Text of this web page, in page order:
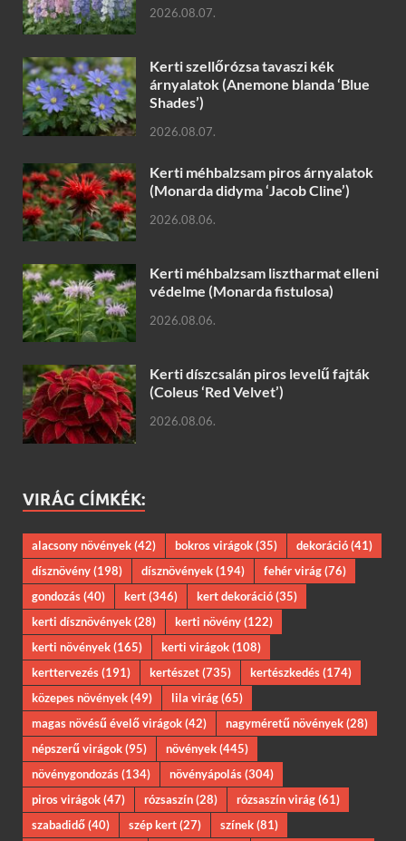
2026.08.07.
Kerti szellőrózsa tavaszi kék
árnyalatok (Anemone blanda ‘Blue
Shades’)
2026.08.07.
Kerti méhbalzsam piros árnyalatok
(Monarda didyma ‘Jacob Cline’)
2026.08.06.
Kerti méhbalzsam lisztharmat elleni
védelme (Monarda fistulosa)
2026.08.06.
Kerti díszcsalán piros levelű fajták
(Coleus ‘Red Velvet’)
2026.08.06.
VIRÁG CÍMKÉK:
alacsony növények(42) bokros virágok(35) dekoráció(41)
dísznövény(198) dísznövények(194) fehér virág(76)
gondozás(40) kert(346) kert dekoráció(35)
kerti dísznövények(28) kerti növény(122)
kerti növények(165) kerti virágok(108)
kerttervezés(191) kertészet(735) kertészkedés(174)
közepes növények(49) lila virág(65)
magas növésű évelő virágok(42) nagyméretű növények(28)
népszerű virágok(95) növények(445)
növénygondozás(134) növényápolás(304)
piros virágok(47) rózsaszín(28) rózsaszín virág(61)
szabadidő(40) szép kert(27) színek(81)